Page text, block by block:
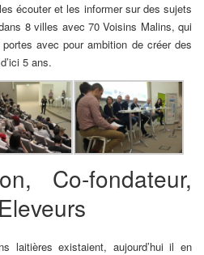
écouter et les informer sur des sujets
8 villes avec 70 Voisins Malins, qui
avec pour ambition de créer des
5 ans.
Co-fondateur,
laitières existaient, aujourd’hui il en